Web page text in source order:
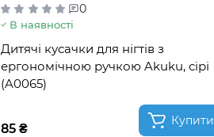
0
В наявності
Дитячі кусачки для нігтів з
ергономічною ручкою Akuku, сірі
(A0065)
85 ₴
Купити